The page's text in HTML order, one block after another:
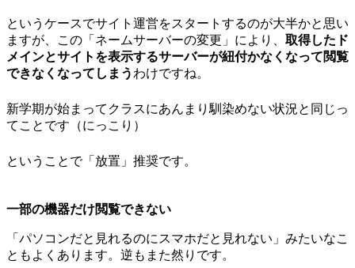
というケースでサイト運営をスタートするのが大半かと思い
ますが、この「ネームサーバーの変更」により、 取得したド
メインとサイトを表示するサーバーが紐付かなくなって閲覧
できなくなってしまう わけですね。
新学期が始まってクラスにあんまり馴染めない状況と同じっ
てことです（にっこり）
ということで「放置」推奨です。
一部の機器だけ閲覧できない
「パソコンだと見れるのにスマホだと見れない」みたいなこ
ともよくあります。逆もまた然りです。